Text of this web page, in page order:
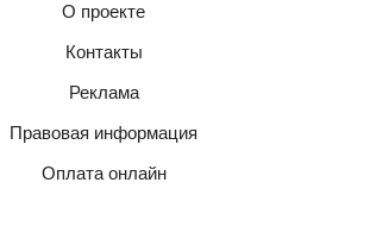
О проекте
Контакты
Реклама
Правовая информация
Оплата онлайн